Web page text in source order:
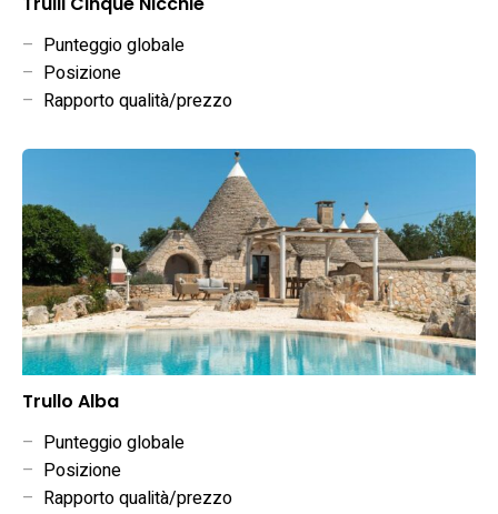
– Punteggio globale
– Posizione
– Rapporto qualità/prezzo
Trullo Alba
– Punteggio globale
– Posizione
– Rapporto qualità/prezzo